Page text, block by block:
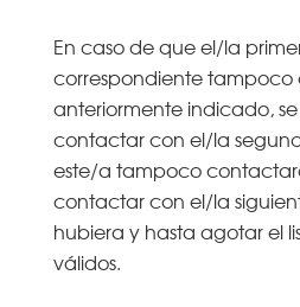
En caso de que el/la
correspondiente tampoco
anteriormente indicado,
contactar con el/la
este/a tampoco
contactar con el/la
hubiera y hasta agotar el
válidos.